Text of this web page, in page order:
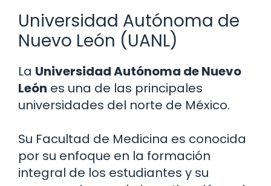
Universidad Autónoma de
Nuevo León (UANL)
La Universidad Autónoma de Nuevo
León es una de las principales
universidades del norte de México.
Su Facultad de Medicina es conocida
por su enfoque en la formación
integral de los estudiantes y su